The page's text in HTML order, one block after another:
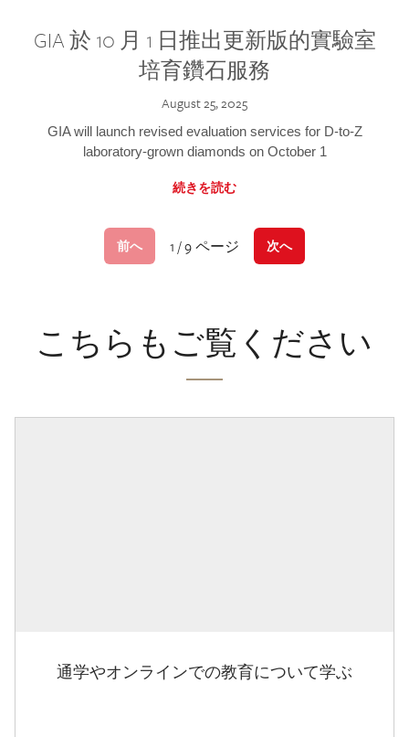
GIA 於 10 月 1 日推出更新版的實驗室
培育鑽石服務
August 25, 2025
GIA will launch revised evaluation services for D-to-Z
laboratory-grown diamonds on October 1
続きを読む
前へ 1 / 9 ページ 次へ
こちらもご覧ください
通学やオンラインでの教育について学ぶ